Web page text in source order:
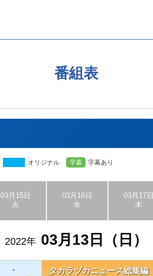
番組表
オリジナル 字幕 字幕あり
03月15日
火
03月16日
水
03月17日
木
2022年 03月13日（日）
タカラヅカニュース総集編